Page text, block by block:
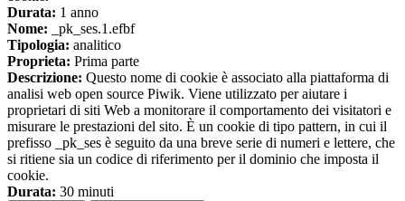
Durata: 1 anno
Nome: _pk_ses.1.efbf
Tipologia: analitico
Proprieta: Prima parte
Descrizione: Questo nome di cookie è associato alla piattaforma di
analisi web open source Piwik. Viene utilizzato per aiutare i
proprietari di siti Web a monitorare il comportamento dei visitatori e
misurare le prestazioni del sito. È un cookie di tipo pattern, in cui il
prefisso _pk_ses è seguito da una breve serie di numeri e lettere, che
si ritiene sia un codice di riferimento per il dominio che imposta il
cookie.
Durata: 30 minuti